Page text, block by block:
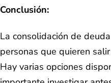
Conclusión:
La consolidación de
personas que quieren
Hay varias opciones